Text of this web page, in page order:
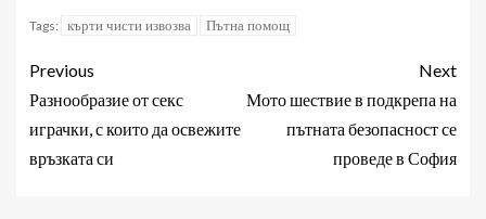
Tags: кърти чисти извозва Пътна помощ
Previous
Разнообразие от секс
играчки, с които да освежите
връзката си
Next
Мото шествие в подкрепа на
пътната безопасност се
проведе в София